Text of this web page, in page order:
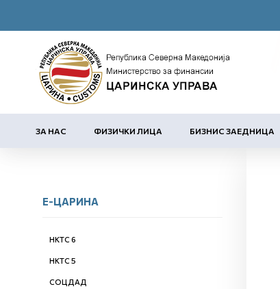
ЗА НАС ФИЗИЧКИ ЛИЦА БИЗНИС ЗАЕДНИЦА
Е-ЦАРИНА
НКТС 6
НКТС 5
СОЦДАД